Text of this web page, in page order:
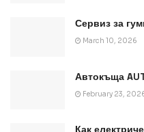
Сервиз за
March 10, 2026
Автокъща
February 23,
Как